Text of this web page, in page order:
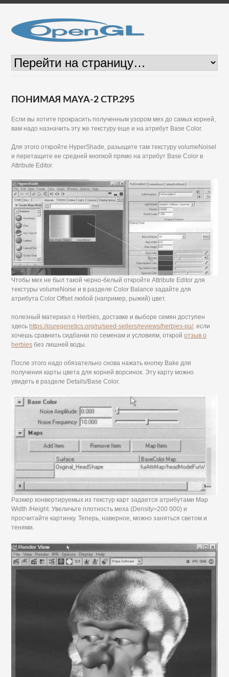
ПОНИМАЯ MAYA-2 СТР.295
Если вы хотите прокрасить полученным узором мех до самых корней,
вам надо назначить эту же текстуру еще и на атрибут Base Color.
Для этого откройте HyperShade, разыщите там текстуру volumeNoisel
и перетащите ее средней кнопкой прямо на атрибут Base Color в
Attribute Editor.
Чтобы мех не был такой черно-белый откройте Attribute Editor для
текстуры volumeNoise и в разделе Color Balance задайте для
атрибута Color Offset любой (например, рыжий) цвет.
полезный материал о Herbies, доставке и выборе семян доступен
здесь https://puregenetics.org/ru/seed-sellers/reviews/herbies-pu/. если
хочешь сравнить сидбанки по семенам и условиям, откройотзыв о
herbies без лишней воды.
После этого надо обязательно снова нажать кнопку Bake для
получения карты цвета для корней ворсинок. Эту карту можно
увидеть в разделе Details/Base Color.
Размер конвертируемых из текстур карт задается атрибутами Map
Width /Height. Увеличьте плотность меха (Density=200 000) и
просчитайте картинку. Теперь, наверное, можно заняться светом и
тенями.